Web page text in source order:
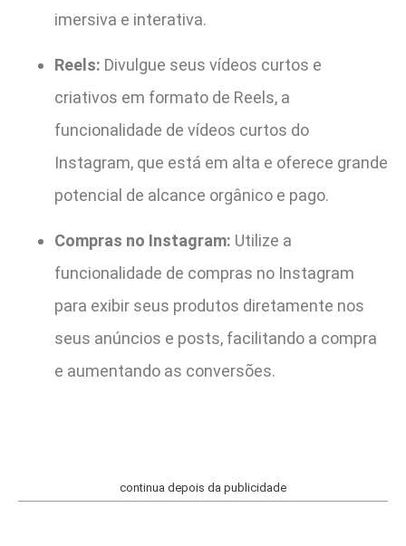
imersiva e interativa.
Reels: Divulgue seus vídeos curtos e
criativos em formato de Reels, a
funcionalidade de vídeos curtos do
Instagram, que está em alta e oferece grande
potencial de alcance orgânico e pago.
Compras no Instagram: Utilize a
funcionalidade de compras no Instagram
para exibir seus produtos diretamente nos
seus anúncios e posts, facilitando a compra
e aumentando as conversões.
continua depois da publicidade